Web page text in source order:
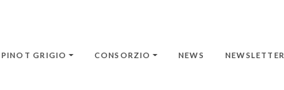
PINOT GRIGIO CONSORZIO NEWS NEWSLETTER